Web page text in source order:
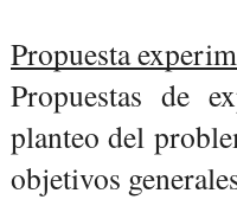
Propuesta
Propuestas de
planteo del
objetivos